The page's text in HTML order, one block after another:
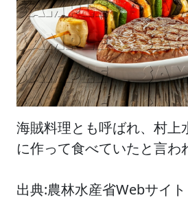
海賊料理とも呼ばれ、村上
に作って食べていたと言わ
出典:農林水産省Webサイト